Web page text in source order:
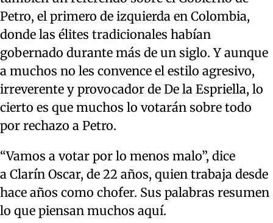
Petro, el primero de izquierda en Colombia,
donde las élites tradicionales habían
gobernado durante más de un siglo. Y aunque
a muchos no les convence el estilo agresivo,
irreverente y provocador de De la Espriella, lo
cierto es que muchos lo votarán sobre todo
por rechazo a Petro.
“Vamos a votar por lo menos malo”, dice
a Clarín Oscar, de 22 años, quien trabaja desde
hace años como chofer. Sus palabras resumen
lo que piensan muchos aquí.